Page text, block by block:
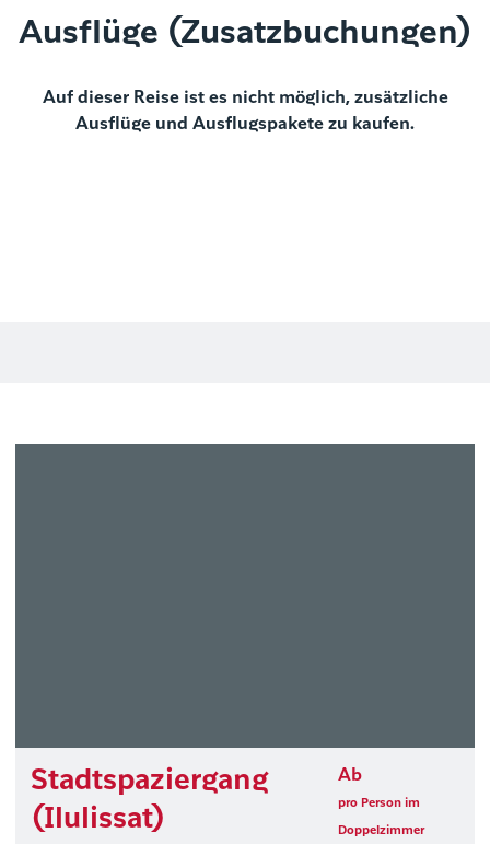
Ausflüge (Zusatzbuchungen)
Auf dieser Reise ist es nicht möglich, zusätzliche
Ausflüge und Ausflugspakete zu kaufen.
Stadtspaziergang
(Ilulissat)
Ab
pro Person im
Doppelzimmer